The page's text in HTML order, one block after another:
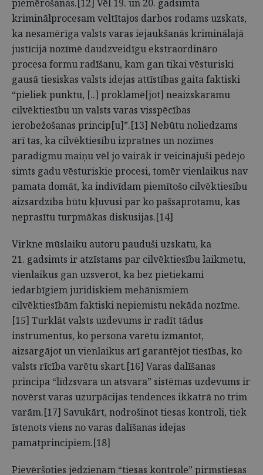
piemērošanas.[12] Vēl 19. un 20. gadsimta
kriminālprocesam veltītajos darbos rodams uzskats,
ka nesamērīga valsts varas iejaukšanās kriminālajā
justīcijā nozīmē daudzveidīgu ekstraordināro
procesa formu radīšanu, kam gan tikai vēsturiski
gausā tiesiskas valsts idejas attīstības gaita faktiski
“pieliek punktu, [..] proklamē[jot] neaizskaramu
cilvēktiesību un valsts varas visspēcības
ierobežošanas princip[u]”.[13] Nebūtu noliedzams
arī tas, ka cilvēktiesību izpratnes un nozīmes
paradigmu maiņu vēl jo vairāk ir veicinājuši pēdējo
simts gadu vēsturiskie procesi, tomēr vienlaikus nav
pamata domāt, ka indivīdam piemītošo cilvēktiesību
aizsardzība būtu kļuvusi par ko pašsaprotamu, kas
neprasītu turpmākas diskusijas.[14]
Virkne mūslaiku autoru pauduši uzskatu, ka
21. gadsimts ir atzīstams par cilvēktiesību laikmetu,
vienlaikus gan uzsverot, ka bez pietiekami
iedarbīgiem juridiskiem mehānismiem
cilvēktiesībām faktiski nepiemistu nekāda nozīme.
[15] Turklāt valsts uzdevums ir radīt tādus
instrumentus, ko persona varētu izmantot,
aizsargājot un vienlaikus arī garantējot tiesības, ko
valsts rīcība varētu skart.[16] Varas dalīšanas
principa “līdzsvara un atsvara” sistēmas uzdevums ir
novērst varas uzurpācijas tendences ikkatrā no trim
varām.[17] Savukārt, nodrošinot tiesas kontroli, tiek
īstenots viens no varas dalīšanas idejas
pamatprincipiem.[18]
Pievēršoties jēdzienam “tiesas kontrole” pirmstiesas